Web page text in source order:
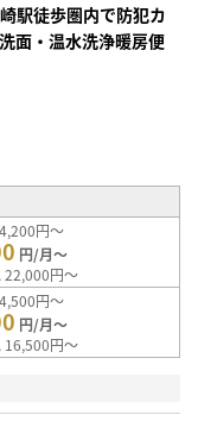
駅徒歩圏内で防犯カ
面・温水洗浄暖房便
円～
円/月～
22,000円～
円～
円/月～
16,500円～